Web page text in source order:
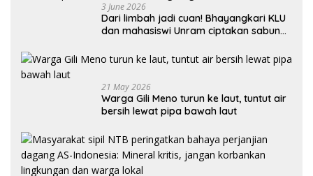
3 June 2026
Dari limbah jadi cuan! Bhayangkari KLU
dan mahasiswi Unram ciptakan sabun
21 May 2026
Warga Gili Meno turun ke laut, tuntut air
bersih lewat pipa bawah laut